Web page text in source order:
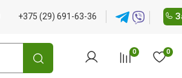
+375 (29) 691-63-36
0 0